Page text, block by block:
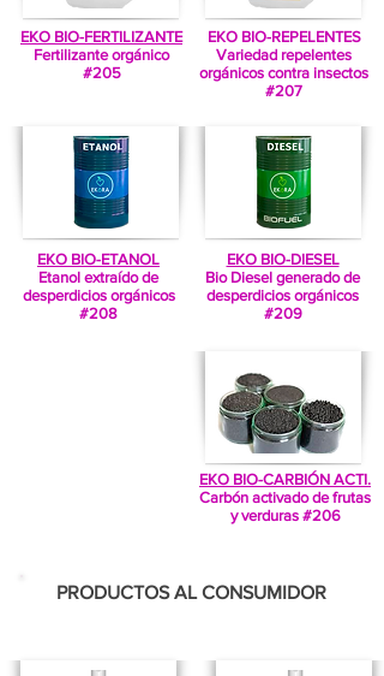
EKO BIO-FERTILIZANTE
Fertilizante orgánico
#205
EKO BIO-REPELENTES
Variedad repelentes
orgánicos contra insectos
#207
EKO BIO-ETANOL
Etanol extraído de
desperdicios orgánicos
#208
EKO BIO-DIESEL
Bio Diesel generado de
desperdicios orgánicos
#209
EKO BIO-CARBIÓN ACTI.
Carbón activado de frutas
y verduras #206
PRODUCTOS AL CONSUMIDOR